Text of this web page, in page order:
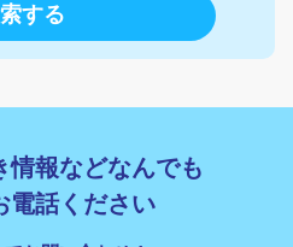
情報などなんでも
電話ください
する